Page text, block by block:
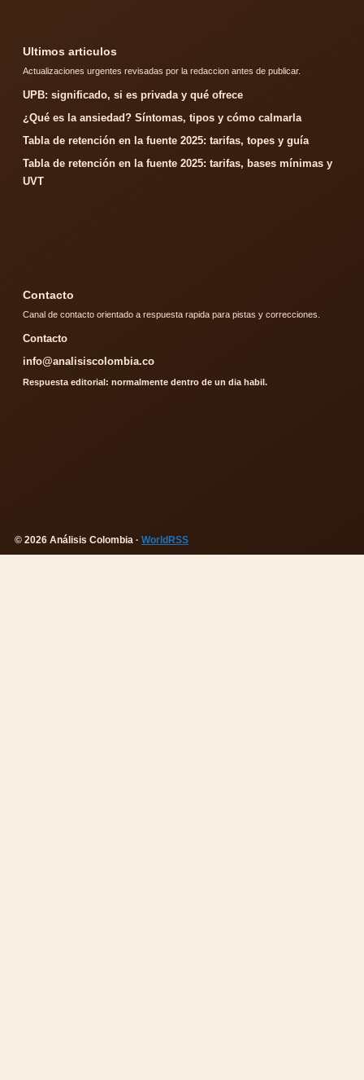
Ultimos articulos
Actualizaciones urgentes revisadas por la redaccion antes de publicar.
UPB: significado, si es privada y qué ofrece
¿Qué es la ansiedad? Síntomas, tipos y cómo calmarla
Tabla de retención en la fuente 2025: tarifas, topes y guía
Tabla de retención en la fuente 2025: tarifas, bases mínimas y
UVT
Contacto
Canal de contacto orientado a respuesta rapida para pistas y correcciones.
Contacto
info@analisiscolombia.co
Respuesta editorial: normalmente dentro de un dia habil.
© 2026 Análisis Colombia · WorldRSS